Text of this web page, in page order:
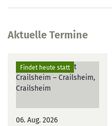
Aktuelle Termine
Findet heute statt
06. Aug. 2026